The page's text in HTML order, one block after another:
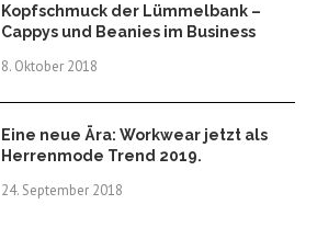
Kopfschmuck der Lümmelbank –
Cappys und Beanies im Business
8. Oktober 2018
Eine neue Ära: Workwear jetzt als
Herrenmode Trend 2019.
24. September 2018